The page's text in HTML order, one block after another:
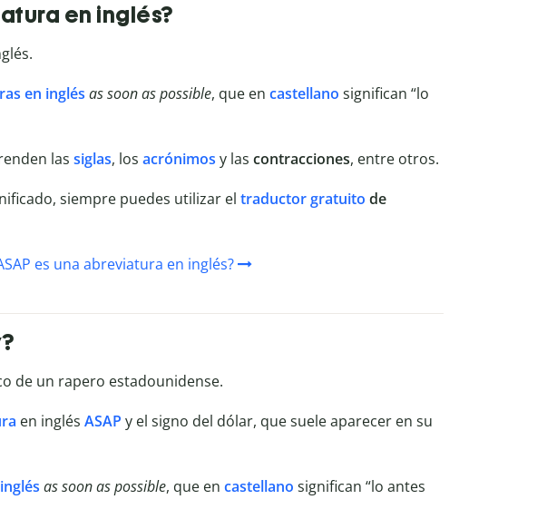
en inglés?
en inglés as soon as possible, que en castellano significan “lo
las siglas, los acrónimos y las contracciones, entre otros.
siempre puedes utilizar el traductor gratuito de
es una abreviatura en inglés?
de un rapero estadounidense.
en inglés ASAP y el signo del dólar, que suele aparecer en su
as soon as possible, que en castellano significan “lo antes